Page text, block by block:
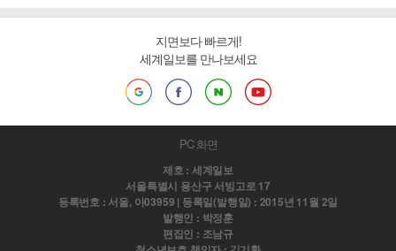
지면보다 빠르게!
세계일보를 만나보세요
PC 화면
제호 : 세계일보
서울특별시 용산구 서빙고로 17
등록번호 : 서울, 아03959 | 등록일(발행일) : 2015년 11월 2일
발행인 : 박정훈
편집인 : 조남규